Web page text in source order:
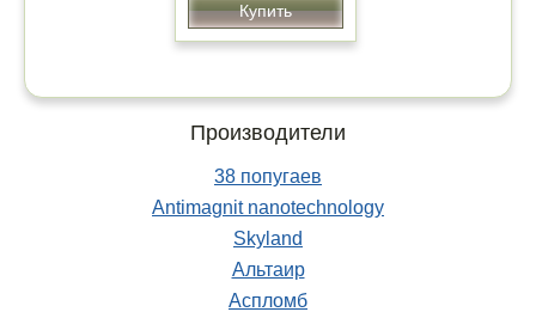
Цена: 2.5 руб.
Купить
Купить
Производители
38 попугаев
Antimagnit nanotechnology
Skyland
Альтаир
Аспломб